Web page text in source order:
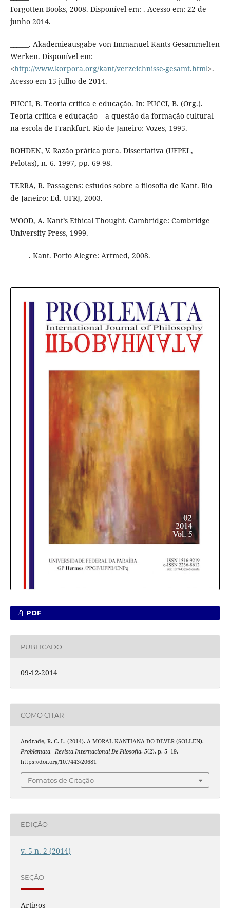
Forgotten Books, 2008. Disponível em: . Acesso em: 22 de
junho 2014.
______. Akademieausgabe von Immanuel Kants Gesammelten
Werken. Disponível em:
<http://www.korpora.org/kant/verzeichnisse-gesamt.html>.
Acesso em 15 julho de 2014.
PUCCI, B. Teoria crítica e educação. In: PUCCI, B. (Org.).
Teoria crítica e educação – a questão da formação cultural
na escola de Frankfurt. Rio de Janeiro: Vozes, 1995.
ROHDEN, V. Razão prática pura. Dissertativa (UFPEL,
Pelotas), n. 6. 1997, pp. 69-98.
TERRA, R. Passagens: estudos sobre a filosofia de Kant. Rio
de Janeiro: Ed. UFRJ, 2003.
WOOD, A. Kant’s Ethical Thought. Cambridge: Cambridge
University Press, 1999.
______. Kant. Porto Alegre: Artmed, 2008.
PDF
PUBLICADO
09-12-2014
COMO CITAR
Andrade, R. C. L. (2014). A MORAL KANTIANA DO DEVER (SOLLEN).
Problemata - Revista Internacional De Filosofia, 5(2), p. 5–19.
https://doi.org/10.7443/20681
Fomatos de Citação
EDIÇÃO
v. 5 n. 2 (2014)
SEÇÃO
Artigos